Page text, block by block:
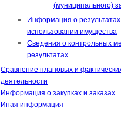
(муниципального)
Информация о
использовании имущества
Сведения о контрольных
результатах
Сравнение плановых и
деятельности
Информация о закупках и заказах
Иная информация